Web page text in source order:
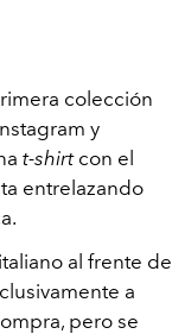
colección
y
t-shirtcon el
entrelazando
al frente de
a
pero se